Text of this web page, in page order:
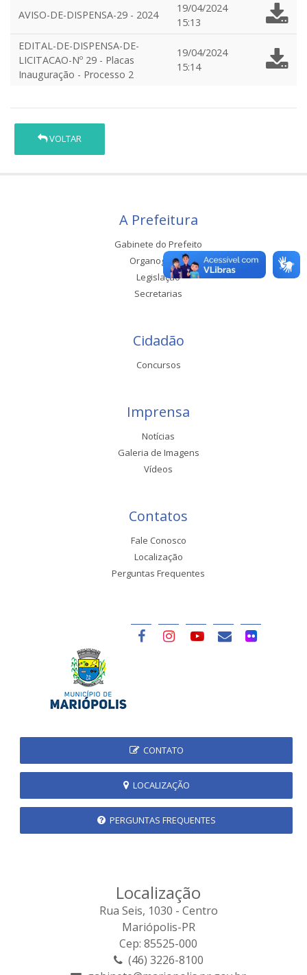
AVISO-DE-DISPENSA-29 - 2024
19/04/2024
15:13
EDITAL-DE-DISPENSA-DE-
LICITACAO-Nº 29 - Placas
Inauguração - Processo 2
19/04/2024
15:14
VOLTAR
A Prefeitura
Gabinete do Prefeito
Organograma
Legislação
Secretarias
Cidadão
Concursos
Imprensa
Notícias
Galeria de Imagens
Vídeos
Contatos
Fale Conosco
Localização
Perguntas Frequentes
CONTATO
LOCALIZAÇÃO
PERGUNTAS FREQUENTES
Localização
Rua Seis, 1030 - Centro
Mariópolis-PR
Cep: 85525-000
(46) 3226-8100